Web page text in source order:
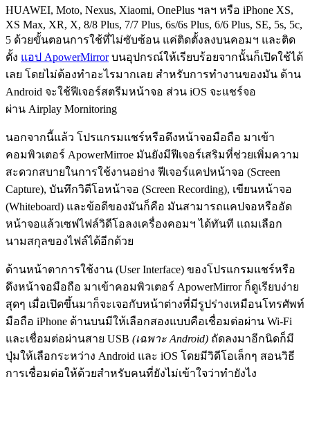
HUAWEI, Moto, Nexus, Xiaomi, OnePlus ฯลฯ หรือ iPhone XS,
XS Max, XR, X, 8/8 Plus, 7/7 Plus, 6s/6s Plus, 6/6 Plus, SE, 5s, 5c,
5 ด้วยขั้นตอนการใช้ที่ไม่ซับซ้อน แค่ติดตั้งลงบนคอมฯ และติด
ตั้ง แอป ApowerMirrorบนอุปกรณ์ให้เรียบร้อยจากนั้นก็เปิดใช้ได้
เลย โดยไม่ต้องทำอะไรมากเลย สำหรับการทำงานของมัน ด้าน
Android จะใช้ฟีเจอร์สตรีมหน้าจอ ส่วน iOS จะแชร์จอ
ผ่าน Airplay Mornitoring
นอกจากนี้แล้ว โปรแกรมแชร์หรือดึงหน้าจอมือถือ มาเข้า
คอมพิวเตอร์ ApowerMirroe มันยังมีฟีเจอร์เสริมที่ช่วยเพิ่มความ
สะดวกสบายในการใช้งานอย่าง ฟีเจอร์แคปหน้าจอ (Screen
Capture), บันทึกวิดีโอหน้าจอ (Screen Recording), เขียนหน้าจอ
(Whiteboard) และข้อดีของมันก็คือ มันสามารถแคปจอหรืออัด
หน้าจอแล้วเซฟไฟล์วิดีโอลงเครื่องคอมฯ ได้ทันที แถมเลือก
นามสกุลของไฟล์ได้อีกด้วย
ด้านหน้าตาการใช้งาน (User Interface) ของโปรแกรมแชร์หรือ
ดึงหน้าจอมือถือ มาเข้าคอมพิวเตอร์ ApowerMirror ก็ดูเรียบง่าย
สุดๆ เมื่อเปิดขึ้นมาก็จะเจอกับหน้าต่างที่มีรูปร่างเหมือนโทรศัพท์
มือถือ iPhone ด้านบนมีให้เลือกสองแบบคือเชื่อมต่อผ่าน Wi-Fi
และเชื่อมต่อผ่านสาย USB (เฉพาะ Android) ถัดลงมาอีกนิดก็มี
ปุ่มให้เลือกระหว่าง Android และ iOS โดยมีวิดีโอเล็กๆ สอนวิธี
การเชื่อมต่อให้ด้วยสำหรับคนที่ยังไม่เข้าใจว่าทำยังไง